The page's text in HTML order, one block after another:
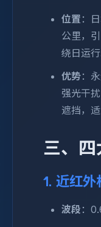
位置 ：
公里，
绕日运行
优势：
强光干
遮挡，
三、
1. 近红外
波段 ：